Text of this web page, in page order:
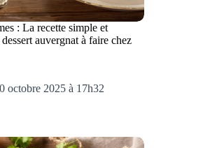
: La recette simple et
auvergnat à faire chez
octobre 2025 à 17h32